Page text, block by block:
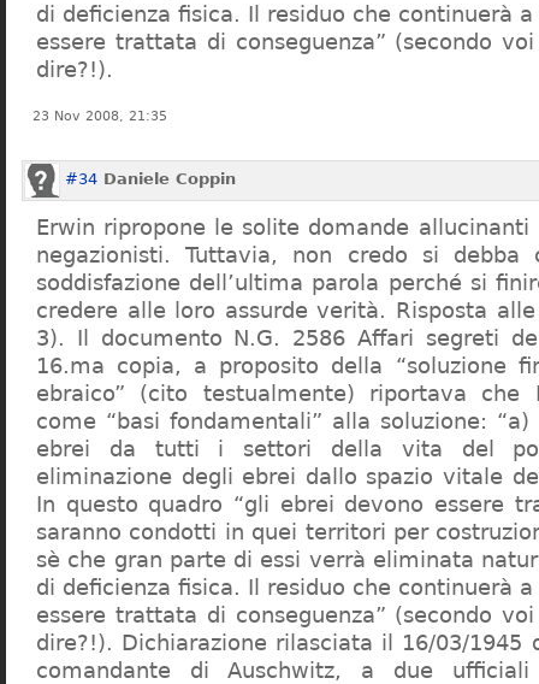
di deficienza fisica. Il residuo che continuerà
essere trattata di conseguenza” (secondo
dire?!).
23 Nov 2008, 21:35
#34 Daniele Coppin
Erwin ripropone le solite domande
negazionisti. Tuttavia, non credo si debba
soddisfazione dell’ultima parola perché si
credere alle loro assurde verità. Risposta
3). Il documento N.G. 2586 Affari segreti
16.ma copia, a proposito della “soluzione
ebraico” (cito testualmente) riportava che
come “basi fondamentali” alla soluzione:
ebrei da tutti i settori della vita del
eliminazione degli ebrei dallo spazio vitale
In questo quadro “gli ebrei devono essere
saranno condotti in quei territori per
sè che gran parte di essi verrà eliminata
di deficienza fisica. Il residuo che continuerà
essere trattata di conseguenza” (secondo
dire?!). Dichiarazione rilasciata il 16/03/1945
comandante di Auschwitz, a due